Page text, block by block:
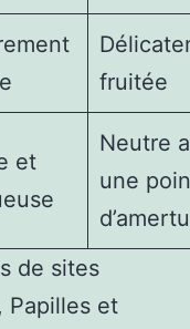
fruitée
et
Neutre
une
de sites
Papilles et